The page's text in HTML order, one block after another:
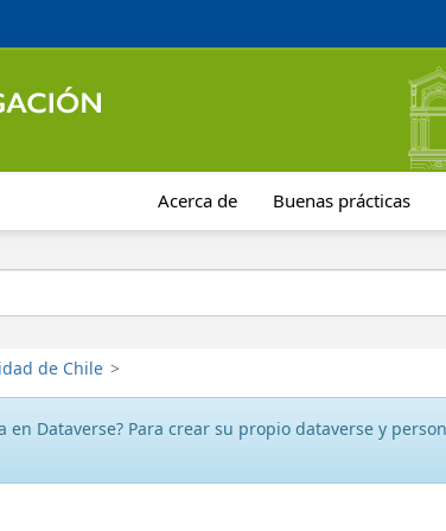
Acerca de Buenas prácticas
de Chile >
en Dataverse? Para crear su propio dataverse y